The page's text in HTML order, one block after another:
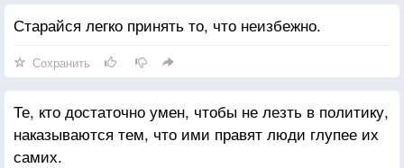
Старайся легко принять то, что неизбежно.
Сохранить
Те, кто достаточно умен, чтобы не лезть в политику,
наказываются тем, что ими правят люди глупее их
самих.